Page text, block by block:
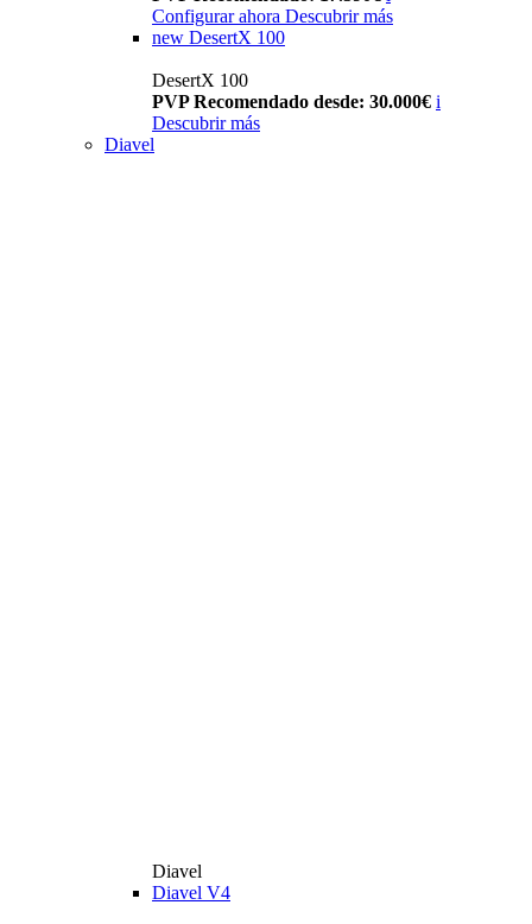
Configurar ahora Descubrir más
new DesertX 100
DesertX 100
PVP Recomendado desde: 30.000€ i
Descubrir más
Diavel
Diavel
Diavel V4